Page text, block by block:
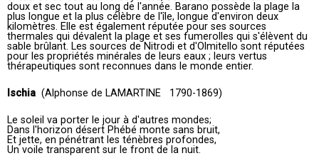
doux et sec tout au long de l'année. Barano possède la plage la
plus longue et la plus célèbre de l'île, longue d'environ deux
kilomètres. Elle est également réputée pour ses sources
thermales qui dévalent la plage et ses fumerolles qui s'élèvent du
sable brûlant. Les sources de Nitrodi et d'Olmitello sont réputées
pour les propriétés minérales de leurs eaux ; leurs vertus
thérapeutiques sont reconnues dans le monde entier.
Ischia (Alphonse de LAMARTINE 1790-1869)
Le soleil va porter le jour à d'autres mondes;
Dans l'horizon désert Phébé monte sans bruit,
Et jette, en pénétrant les ténèbres profondes,
Un voile transparent sur le front de la nuit.